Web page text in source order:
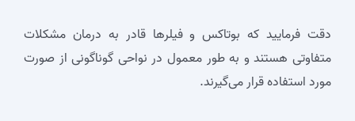
دقت فرمایید که بوتاکس و فیلرها قادر به درمان مشکلات
متفاوتی هستند و به طور معمول در نواحی گوناگونی از صورت
مورد استفاده قرار می‌گیرند.